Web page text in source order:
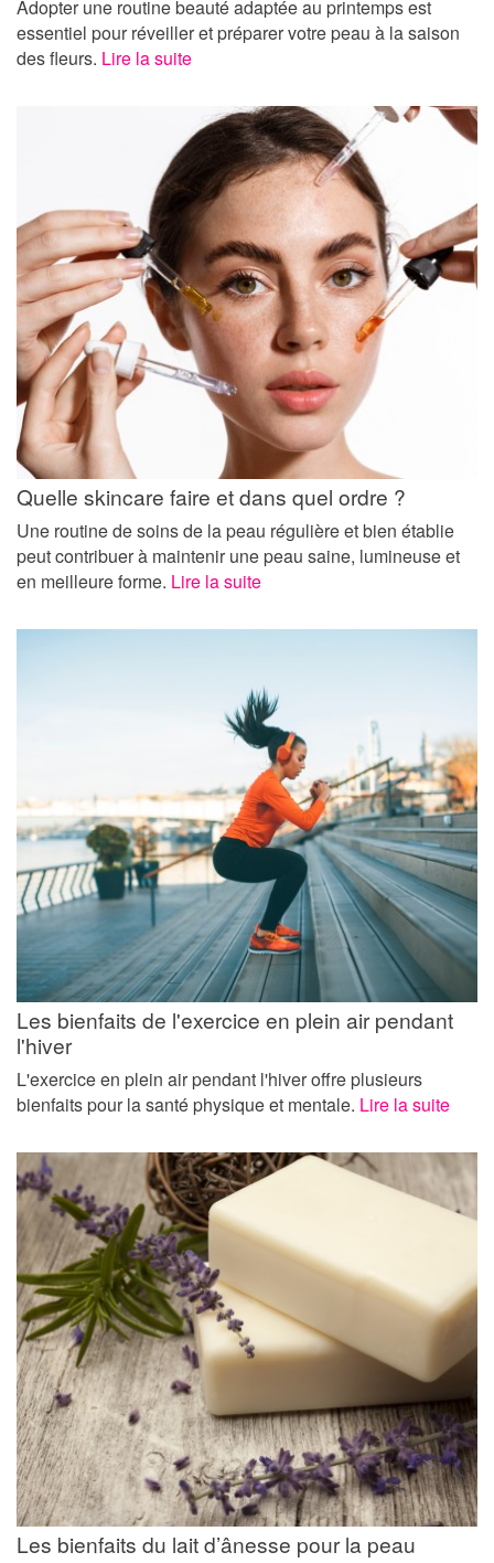
Adopter une routine beauté adaptée au printemps est
essentiel pour réveiller et préparer votre peau à la saison
des fleurs. Lire la suite
Quelle skincare faire et dans quel ordre ?
Une routine de soins de la peau régulière et bien établie
peut contribuer à maintenir une peau saine, lumineuse et
en meilleure forme. Lire la suite
Les bienfaits de l'exercice en plein air pendant
l'hiver
L'exercice en plein air pendant l'hiver offre plusieurs
bienfaits pour la santé physique et mentale. Lire la suite
Les bienfaits du lait d’ânesse pour la peau